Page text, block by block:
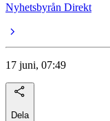
Nyhetsbyrån Direkt
17 juni, 07:49
Dela